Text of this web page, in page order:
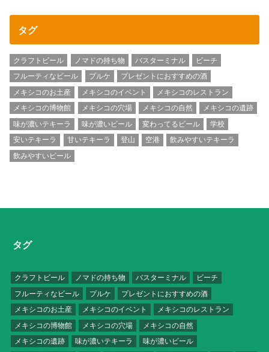
タグ
クラフトビール ノマドの持ち物 バスターミナル
ビーチ
フルーティなビール
プルケ
プレゼントにおすすめの酒
メキシコのお土産
メキシコのイベント
メキシコのレストラン
メキシコの博物館
メキシコの穴場 メキシコの自然
メキシコの遺跡
味が濃いテキーラ
味が濃いビール 変わってるビール
学校
安いテキーラ
甘いテキーラ 登山 空港
飲みやすいテキーラ
飲みやすいビール
タグ
クラフトビール ノマドの持ち物 バスターミナル
ビーチ
フルーティなビール
プルケ
プレゼントにおすすめの酒
メキシコのお土産
メキシコのイベント
メキシコのレストラン
メキシコの博物館
メキシコの穴場
メキシコの自然
メキシコの遺跡
味が濃いテキーラ 味が濃いビール